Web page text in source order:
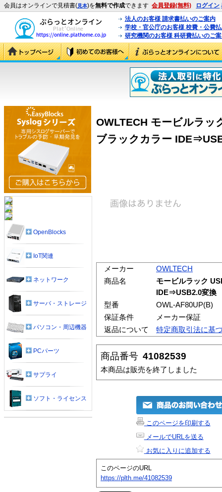
会員はオンラインで見積書(見本)を無料で作成できます 会員登録(無料) ログイン
法人のお客様 請求書払いのご案内
学校・官公庁のお客様 校費・公費
研究機関のお客様 科研費払いのご
OWLTECH モービルラッ
ブラックカラー
メーカー
OWLTECH
商品名
モービルラック
IDE⇒USB2.0変換
型番
OWL-AF80UP(B)
保証条件
メーカー保証
返品について
特定商取引法に基
商品番号 41082539
本商品は販売を終了しました
このページを印刷する
メールでURLを送る
お気に入りに追加する
このページのURL
https://plth.me/41082539
OpenBlocks
IoT関連
ネットワーク
サーバ・ストレージ
パソコン・周辺機器
PCパーツ
サプライ
ソフト・ライセンス